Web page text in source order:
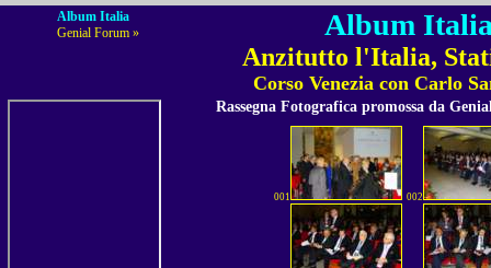
Album Italia
Genial Forum »
Album
Anzitutto l'Italia,
Corso Venezia con Carlo
Rassegna Fotografica promossa da
001 002